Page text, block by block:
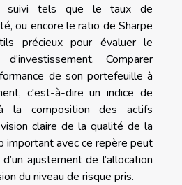
suivi tels que le taux de
ou encore le ratio de Sharpe
précieux pour évaluer le
Comparer
de son portefeuille à
c'est-à-dire un indice de
la composition des actifs
claire de la qualité de la
important avec ce repère peut
ajustement de l’allocation
du niveau de risque pris.